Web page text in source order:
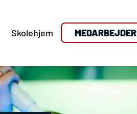
Skolehjem MEDARBEJDER